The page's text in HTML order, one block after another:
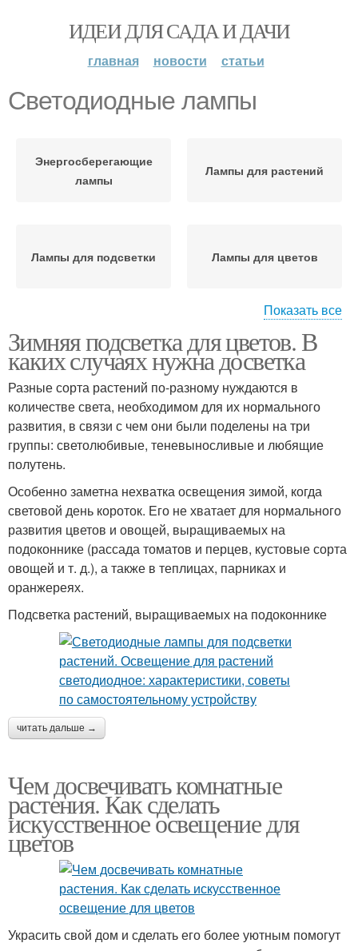
ИДЕИ ДЛЯ САДА И ДАЧИ
главная новости статьи
Светодиодные лампы
Энергосберегающие
лампы
Лампы для растений
Лампы для подсветки Лампы для цветов
Обычная лампа Лампа для подсветки
Лампа для комнатных
растений
Показать все
Зимняя подсветка для цветов. В
каких случаях нужна досветка
Разные сорта растений по-разному нуждаются в
количестве света, необходимом для их нормального
развития, в связи с чем они были поделены на три
группы: светолюбивые, теневыносливые и любящие
полутень.
Особенно заметна нехватка освещения зимой, когда
световой день короток. Его не хватает для нормального
развития цветов и овощей, выращиваемых на
подоконнике (рассада томатов и перцев, кустовые сорта
овощей и т. д.), а также в теплицах, парниках и
оранжереях.
Подсветка растений, выращиваемых на подоконнике
читать дальше →
Чем досвечивать комнатные
растения. Как сделать
искусственное освещение для
цветов
Украсить свой дом и сделать его более уютным помогут